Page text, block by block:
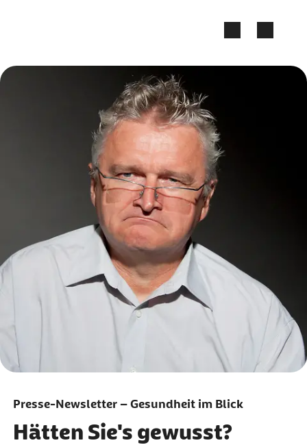
Presse-Newsletter – Gesundheit im Blick
Hätten Sie's gewusst?